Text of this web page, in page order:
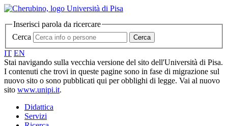
Inserisci parola da ricercare
Cerca
Cerca
IT EN
Stai navigando sulla vecchia versione del sito dell'Università di Pisa.
I contenuti che trovi in queste pagine sono in fase di migrazione sul
nuovo sito o sono pubblicati qui per obblighi di legge. Vai al nuovo
sito www.unipi.it.
Didattica
Servizi